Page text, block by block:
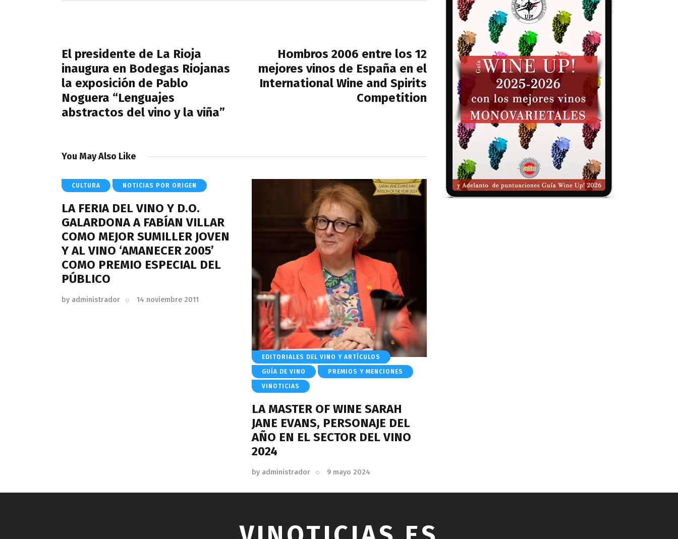
entradas
El presidente de La Rioja
inaugura en Bodegas Riojanas
la exposición de Pablo
Noguera “Lenguajes
abstractos del vino y la viña”
Hombros 2006 entre los 12
mejores vinos de España en el
International Wine and Spirits
Competition
You May Also Like
CULTURA NOTICIAS POR ORIGEN
LA FERIA DEL VINO Y D.O.
GALARDONA A FABÍAN VILLAR
COMO MEJOR SUMILLER JOVEN
Y AL VINO ‘AMANECER 2005’
COMO PREMIO ESPECIAL DEL
PÚBLICO
by administrador 14 noviembre 2011
EDITORIALES DEL VINO Y ARTÍCULOS
GUÍA DE VINO PREMIOS Y MENCIONES
VINOTICIAS
LA MASTER OF WINE SARAH
JANE EVANS, PERSONAJE DEL
AÑO EN EL SECTOR DEL VINO
2024
by administrador 9 mayo 2024